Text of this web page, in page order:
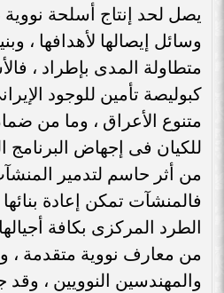
يصل لحد إنتاج أسلحة نووية
وسائل إيصالها لأهدافها ،
متطاولة المدى بإطراد ،
كبوليصة تأمين للوجود
متنوع الأعراق ، وما من
للكيان فى إجهاض البرنامج
من أثر حاسم لتدمير
فالمنشآت تمكن إعادة
الطرد المركزى بكافة
من معارف نووية متقدمة ،
والمهندسين النوويين ، وقد